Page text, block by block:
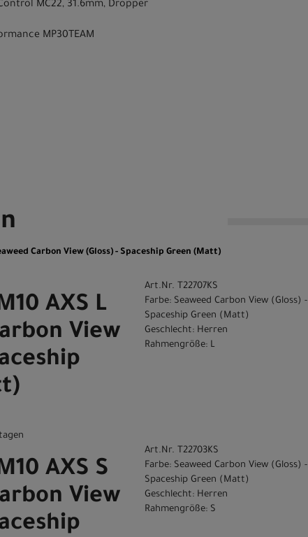
MC22, 31.6mm, Dropper
MP30TEAM
Carbon View (Gloss) - Spaceship Green (Matt)
AXS L
View
Art.Nr. T22707KS
Farbe: Seaweed Carbon View (Gloss) -
Spaceship Green (Matt)
Geschlecht: Herren
Rahmengröße: L
AXS S
View
Art.Nr. T22703KS
Farbe: Seaweed Carbon View (Gloss) -
Spaceship Green (Matt)
Geschlecht: Herren
Rahmengröße: S